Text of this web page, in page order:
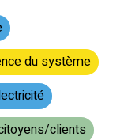
du système
clients